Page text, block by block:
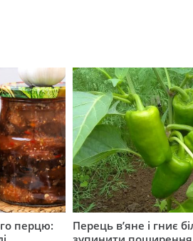
перцю:
Перець в’яне і гниє